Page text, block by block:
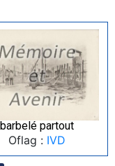
barbelé partout
Oflag : IVD